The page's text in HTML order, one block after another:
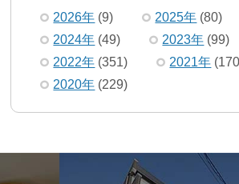
2026年 (9) 2025年 (80)
2024年 (49) 2023年 (99)
2022年 (351) 2021年
2020年 (229)